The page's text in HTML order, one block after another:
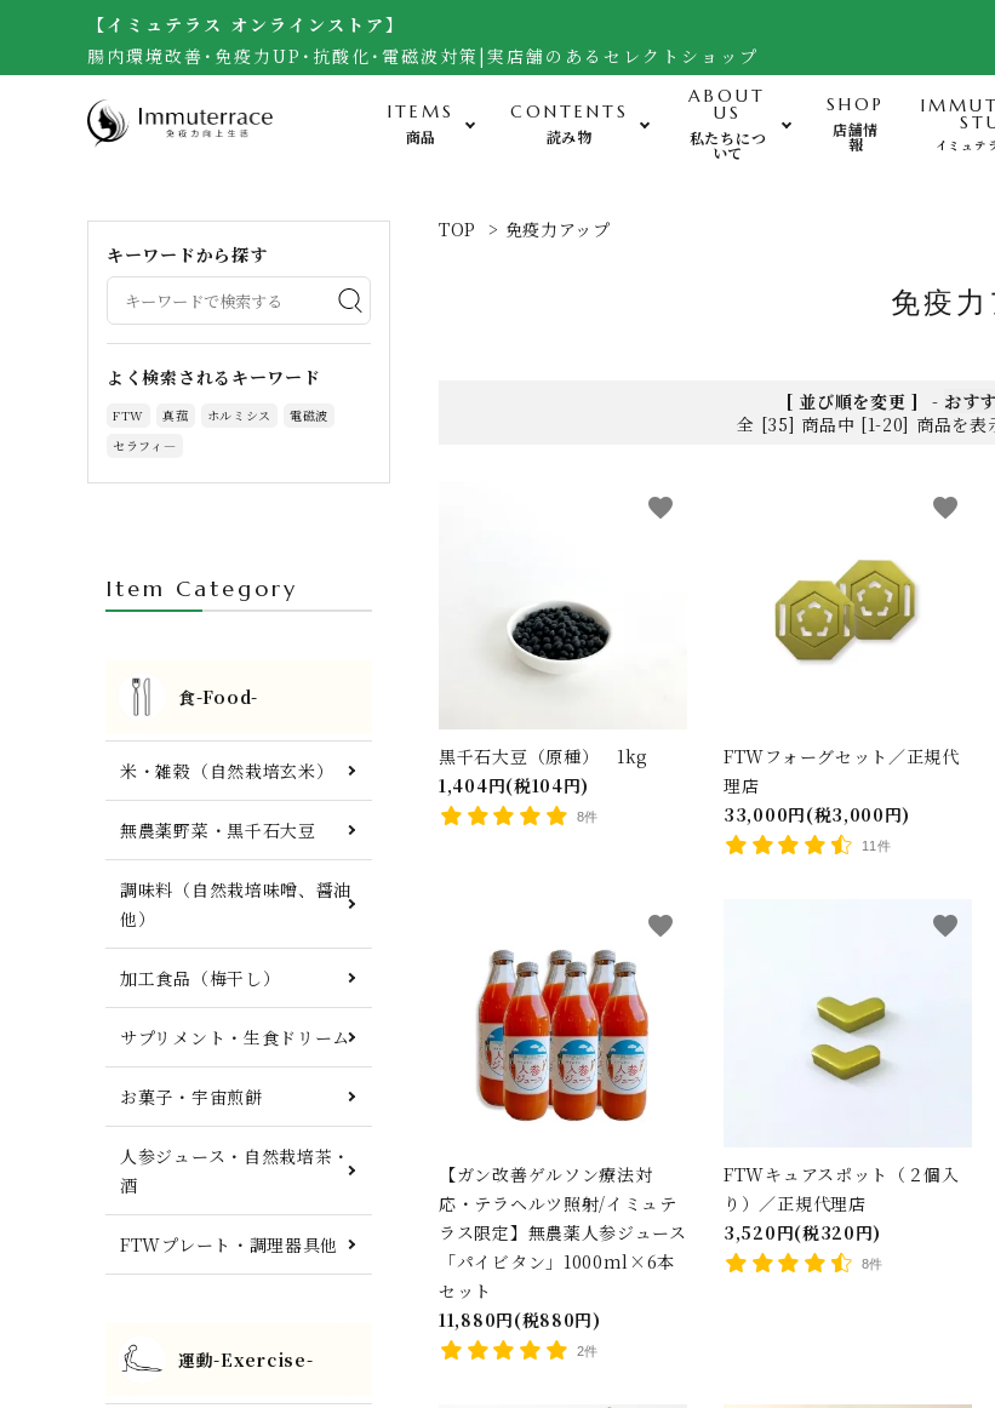
【イミュテラス オンラインストア】
腸内環境改善･免疫力UP･抗酸化･電磁波対策|実店舗のあるセレクトショップ
ITEMS
商品
食-Food-
米・雑穀（自然栽培玄米）
無農薬野菜・黒千石大豆
調味料（自然栽培味噌、醤油他）
加工食品（梅干し）
サプリメント・生食ドリーム
お菓子・宇宙煎餅
運動-Exercise-
CONTENTS
読み物
ABOUT
US
私たちにつ
いて
SHOP
店舗情
報 イミュテ
TOP > 免疫力アップ
免疫
[ 並び順を変更 ] - おす
全 [35] 商品中 [1-20] 商品を表
黒千石大豆（原種） 1kg
1,404円(税104円)
8件
favorite
FTWフォーグセット／正規代
理店
33,000円(税3,000円)
11件
favorite
【ガン改善ゲルソン療法対
応・テラヘルツ照射/イミュテ
ラス限定】無農薬人参ジュース
「パイビタン」1000ml×6本
セット
11,880円(税880円)
2件
favorite
FTWキュアスポット（２個入
り）／正規代理店
3,520円(税320円)
8件
favorite
キーワードから探す
よく検索されるキーワード
FTW 真菰 ホルミシス
電磁波
セラフィ―
Item Category
食-Food-
米・雑穀（自然栽培玄米）
無農薬野菜・黒千石大豆
調味料（自然栽培味噌、醤油
他）
加工食品（梅干し）
サプリメント・生食ドリーム
お菓子・宇宙煎餅
人参ジュース・自然栽培茶・
酒
FTWプレート・調理器具他
運動-Exercise-